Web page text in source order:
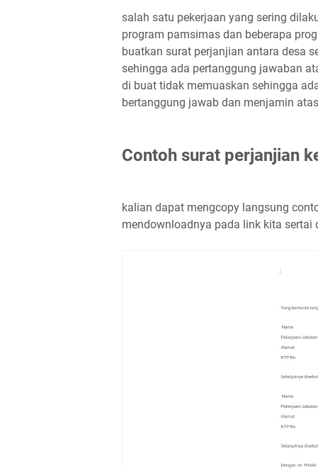
salah satu pekerjaan yang sering
program pamsimas dan beberapa
buatkan surat perjanjian antara desa
sehingga ada pertanggung jawaban
di buat tidak memuaskan sehingga
bertanggung jawab dan menjamin
Contoh surat perjanjian
kalian dapat mengcopy langsung
mendownloadnya pada link kita sertai